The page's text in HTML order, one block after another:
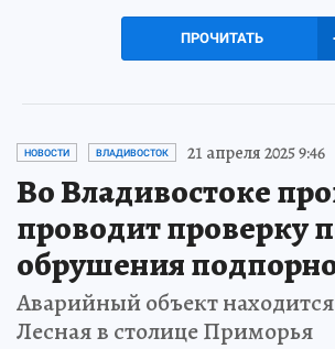
ПРОЧИТАТЬ
НОВОСТИ ВЛАДИВОСТОК 21 апреля 2025 9:46
Во Владивостоке
проводит проверку
обрушения
Аварийный объект
Лесная в столице Приморья